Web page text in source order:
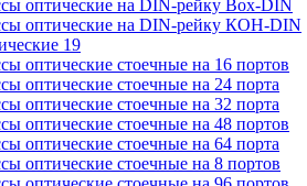
оптические на DIN-рейку Box-DIN
оптические на DIN-рейку КОН-DIN
19
оптические стоечные на 16 портов
оптические стоечные на 24 порта
оптические стоечные на 32 порта
оптические стоечные на 48 портов
оптические стоечные на 64 порта
оптические стоечные на 8 портов